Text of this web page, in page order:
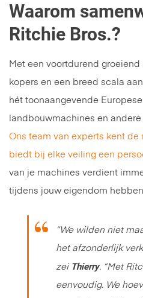
Waarom
Ritchie Bros.?
Met een voortdurend
kopers en een breed scala
hét toonaangevende
landbouwmachines en
Ons team van experts kent de
biedt bij elke veiling een
van je machines verdient
tijdens jouw eigendom
“We wilden niet
het afzonderlijk
zei Thierry. “Met
eenvoudig. We